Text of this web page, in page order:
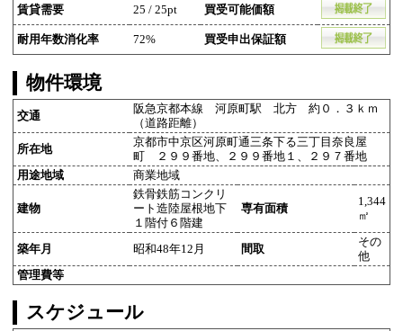
賃貸需要 25 / 25pt 買受可能価額
耐用年数消化率 72% 買受申出保証額
物件環境
交通
阪急京都本線 河原町駅 北方 約０．３ｋｍ
（道路距離）
所在地
京都市中京区河原町通三条下る三丁目奈良屋
町 ２９９番地、２９９番地１、２９７番地
用途地域
商業地域
建物
鉄骨鉄筋コンクリ
ート造陸屋根地下
１階付６階建
専有面積
1,344
㎡
築年月 昭和48年12月 間取
その
他
管理費等
スケジュール